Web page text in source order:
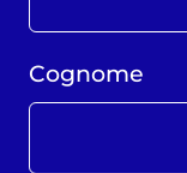
Cognome